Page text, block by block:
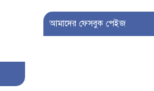
আমাদের ফেসবুক পেইজ